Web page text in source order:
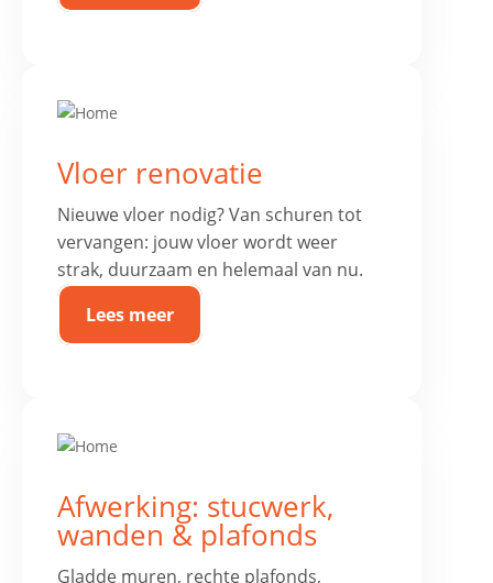
Vloer renovatie
Nieuwe vloer nodig? Van schuren tot
vervangen: jouw vloer wordt weer
strak, duurzaam en helemaal van nu.
Lees meer
Afwerking: stucwerk,
wanden & plafonds
Gladde muren, rechte plafonds,